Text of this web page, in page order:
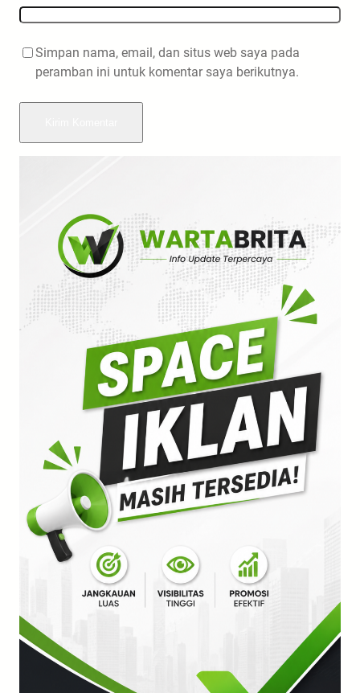
Simpan nama, email, dan situs web saya pada
peramban ini untuk komentar saya berikutnya.